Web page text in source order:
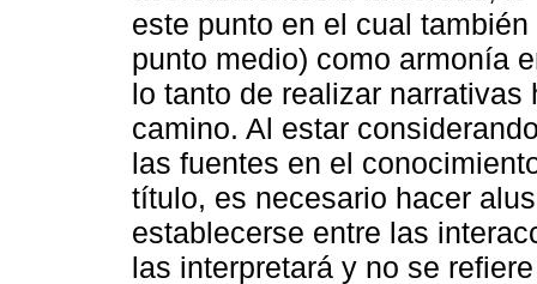
este punto en el cual
punto medio) como armonía
lo tanto de realizar
camino. Al estar
las fuentes en el
título, es necesario hacer
establecerse entre las
las interpretará y no se